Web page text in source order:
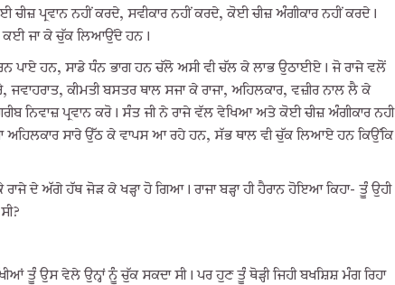
ਪ੍ਰਵਾਨ ਨਹੀਂ ਕਰਦੇ, ਸਵੀਕਾਰ ਨਹੀਂ ਕਰਦੇ, ਕੋਈ ਚੀਜ਼ ਅੰਗੀਕਾਰ ਨਹੀਂ ਕਰਦੇ।
ਕਈ ਜਾ ਕੇ ਚੁੱਕ ਲਿਆਉਂਦੇ ਹਨ।
ਪਾਏ ਹਨ, ਸਾਡੇ ਧੰਨ ਭਾਗ ਹਨ ਚੱਲੋ ਅਸੀ ਵੀ ਚੱਲ ਕੇ ਲਾਭ ਉਠਾਈਏ। ਜੋ ਰਾਜੇ ਵਲੋਂ
ਜਵਾਹਰਾਤ, ਕੀਮਤੀ ਬਸਤਰ ਥਾਲ ਸਜਾ ਕੇ ਰਾਜਾ, ਅਹਿਲਕਾਰ, ਵਜ਼ੀਰ ਨਾਲ ਲੈ ਕੇ
ਨਿਵਾਜ਼ ਪ੍ਰਵਾਨ ਕਰੋ। ਸੰਤ ਜੀ ਨੇ ਰਾਜੇ ਵੱਲ ਵੇਖਿਆ ਅਤੇ ਕੋਈ ਚੀਜ਼ ਅੰਗੀਕਾਰ ਨਹੀ
ਅਹਿਲਕਾਰ ਸਾਰੇ ਉੱਠ ਕੇ ਵਾਪਸ ਆ ਰਹੇ ਹਨ, ਸੱਭ ਥਾਲ ਵੀ ਚੁੱਕ ਲਿਆਏ ਹਨ ਕਿਉਂਕਿ
ਦੇ ਅੱਗੇ ਹੱਥ ਜੋੜ ਕੇ ਖੜ੍ਹਾ ਹੋ ਗਿਆ। ਰਾਜਾ ਬੜ੍ਹਾ ਹੀ ਹੈਰਾਨ ਹੋਇਆ ਕਿਹਾ- ਤੂੰ ਉਹੀ
ਤੂੰ ਉਸ ਵੇਲੇ ਉਨ੍ਹਾਂ ਨੂੰ ਚੁੱਕ ਸਕਦਾ ਸੀ। ਪਰ ਹੁਣ ਤੂੰ ਥੋੜ੍ਹੀ ਜਿਹੀ ਬਖਸ਼ਿਸ਼ ਮੰਗ ਰਿਹਾ